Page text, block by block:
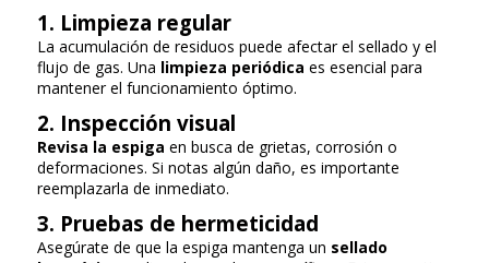
1. Limpieza regular
La acumulación de residuos puede afectar el sellado y el
flujo de gas. Una limpieza periódica es esencial para
mantener el funcionamiento óptimo.
2. Inspección visual
Revisa la espiga en busca de grietas, corrosión o
deformaciones. Si notas algún daño, es importante
reemplazarla de inmediato.
3. Pruebas de hermeticidad
Asegúrate de que la espiga mantenga un sellado